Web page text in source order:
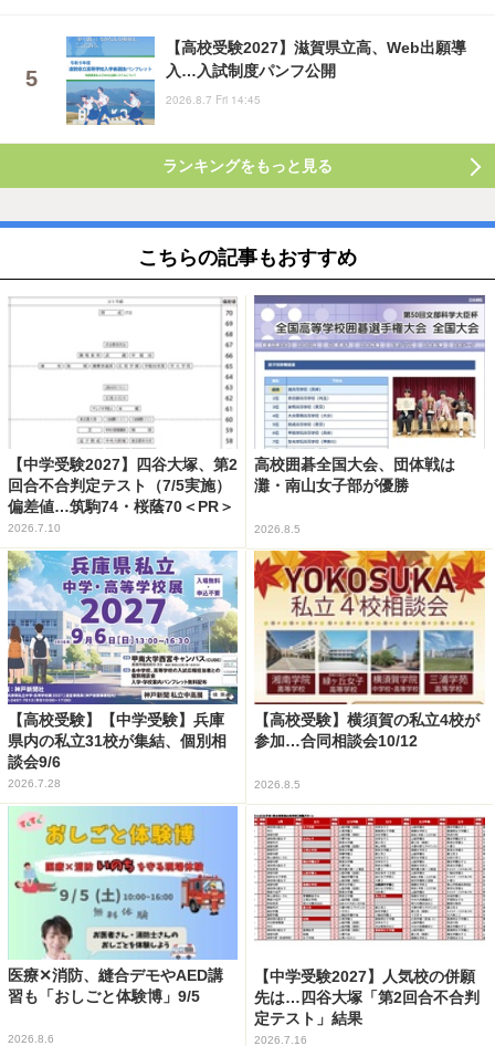
【高校受験2027】滋賀県立高、Web出願導
入…入試制度パンフ公開
2026.8.7 Fri 14:45
ランキングをもっと見る
こちらの記事もおすすめ
【中学受験2027】四谷大塚、第2
回合不合判定テスト（7/5実施）
偏差値…筑駒74・桜蔭70＜PR＞
2026.7.10
高校囲碁全国大会、団体戦は
灘・南山女子部が優勝
2026.8.5
【高校受験】【中学受験】兵庫
県内の私立31校が集結、個別相
談会9/6
2026.7.28
【高校受験】横須賀の私立4校が
参加…合同相談会10/12
2026.8.5
医療✕消防、縫合デモやAED講
習も「おしごと体験博」9/5
2026.8.6
【中学受験2027】人気校の併願
先は…四谷大塚「第2回合不合判
定テスト」結果
2026.7.16